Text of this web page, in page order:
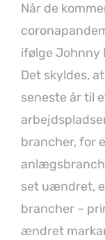
Når de
ifølge Johnny
Det skyldes,
seneste år til
brancher, for
set uændret,
brancher –
ændret